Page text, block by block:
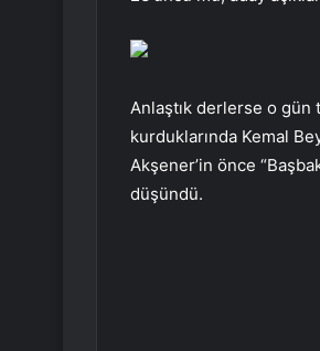
Anlaştık derlerse o gün
kurduklarında Kemal
Akşener’in önce
düşündü.